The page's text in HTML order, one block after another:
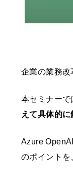
企業の業務
本セミナーで
えて具体的に
Azure
のポイントを